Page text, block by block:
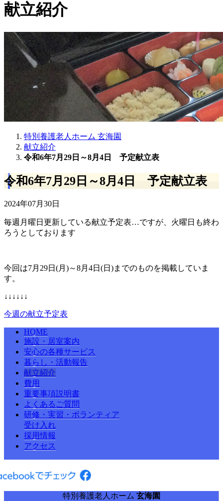
献立紹介
特別養護老人ホーム 玄海園
献立紹介
令和6年7月29日～8月4日 予定献立表
令和6年7月29日～8月4日 予定献立表
2024年07月30日
毎週月曜日更新している献立予定表…ですが、火曜日も終わ
ろうとしております
今回は7月29日(月)～8月4日(日)までのものを掲載していま
す。
↓↓↓↓↓↓
今週の献立予定表
HOME
施設・居室案内
安心の各種サービス
暮らし・活動報告
献立紹介
費用
重要事項説明書
よくあるご質問
研修・実習・ボランティア
受け入れ
採用情報
アクセス
特別養護老人ホーム 玄海園